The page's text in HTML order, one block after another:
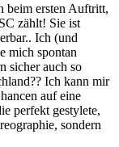
beim ersten Auftritt,
zählt! Sie ist
Ich (und
mich spontan
sicher auch so
Ich kann mir
auf eine
perfekt gestylete,
sondern